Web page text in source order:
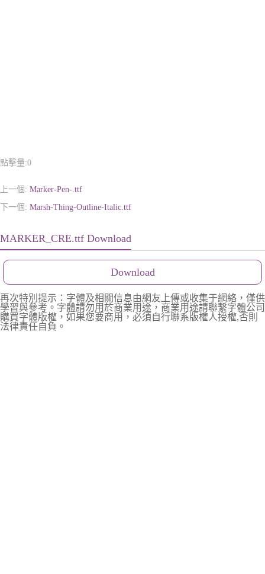
點擊量:0
上一個: Marker-Pen-.ttf
下一個: Marsh-Thing-Outline-Italic.ttf
MARKER_CRE.ttf Download
Download
再次特別提示：字體及相關信息由網友上傳或收集于網絡，僅供
學習與參考。字體請勿用於商業用途，商業用途請聯繫字體公司
購買字體版權，如果您要商用，必須自行聯系版權人授權,否則
法律責任自負。